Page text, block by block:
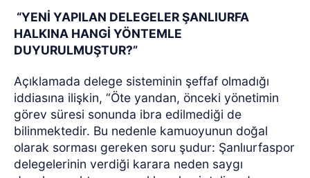
“YENİ YAPILAN DELEGELER ŞANLIURFA
HALKINA HANGİ YÖNTEMLE
DUYURULMUŞTUR?”
Açıklamada delege sisteminin şeffaf olmadığı
iddiasına ilişkin, “Öte yandan, önceki yönetimin
görev süresi sonunda ibra edilmediği de
bilinmektedir. Bu nedenle kamuoyunun doğal
olarak sorması gereken soru şudur: Şanlıurfaspor
delegelerinin verdiği karara neden saygı